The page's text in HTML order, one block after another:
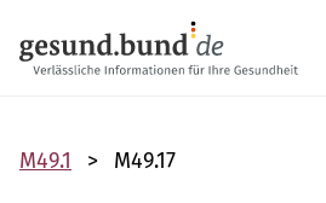
M49.1 M49.17